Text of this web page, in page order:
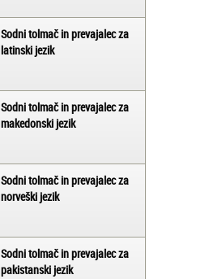
Sodni tolmač in prevajalec za
latinski jezik
Sodni tolmač in prevajalec za
makedonski jezik
Sodni tolmač in prevajalec za
norveški jezik
Sodni tolmač in prevajalec za
pakistanski jezik